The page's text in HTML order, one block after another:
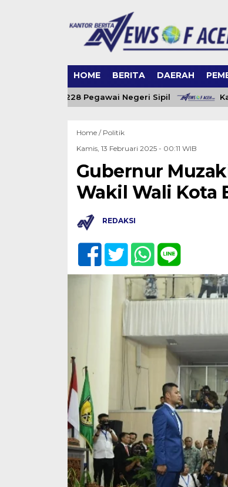
HOME BERITA DAERAH
Angkat 228 Pegawai Negeri Sipil
Home / Politik
Kamis, 13 Februari 2025 - 00:11 WIB
Gubernur
Wakil Wali Kota
REDAKSI